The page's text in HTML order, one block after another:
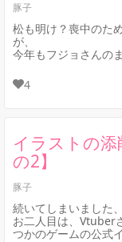
豚子
松も明け？喪中のた
が、
今年もフジョさんの
す。
4
イラストの
の2】
豚子
続いてしまいました
お二人目は、Vtuber
つかのゲームの公式